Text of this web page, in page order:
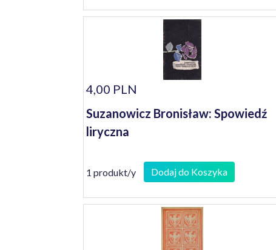
4,00 PLN
Suzanowicz Bronisław: Spowiedź
liryczna
1 produkt/y Dodaj do Koszyka